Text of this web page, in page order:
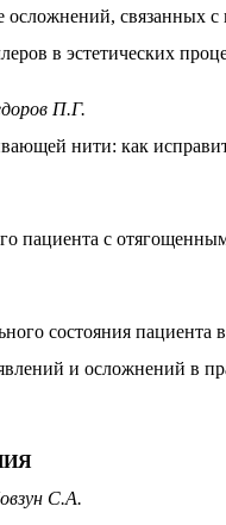
осложнений, связанных
в эстетических
П.Г.
нити: как
пациента с
состояния пациента
и осложнений в
С.А.